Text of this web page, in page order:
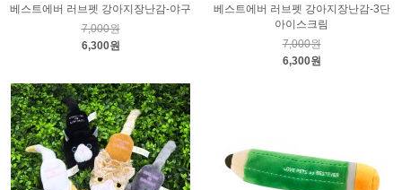
베스트에버 러브펫 강아지장난감-야구
7,000원
6,300원
베스트에버 러브펫 강아지장난감-3단
아이스크림
7,000원
6,300원